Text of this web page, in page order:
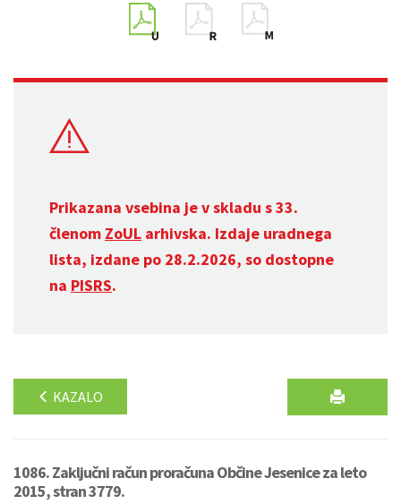
Prikazana vsebina je v skladu s 33.
členom ZoUL arhivska. Izdaje uradnega
lista, izdane po 28.2.2026, so dostopne
na PISRS.
KAZALO
1086. Zaključni račun proračuna Občine Jesenice za leto
2015, stran 3779.